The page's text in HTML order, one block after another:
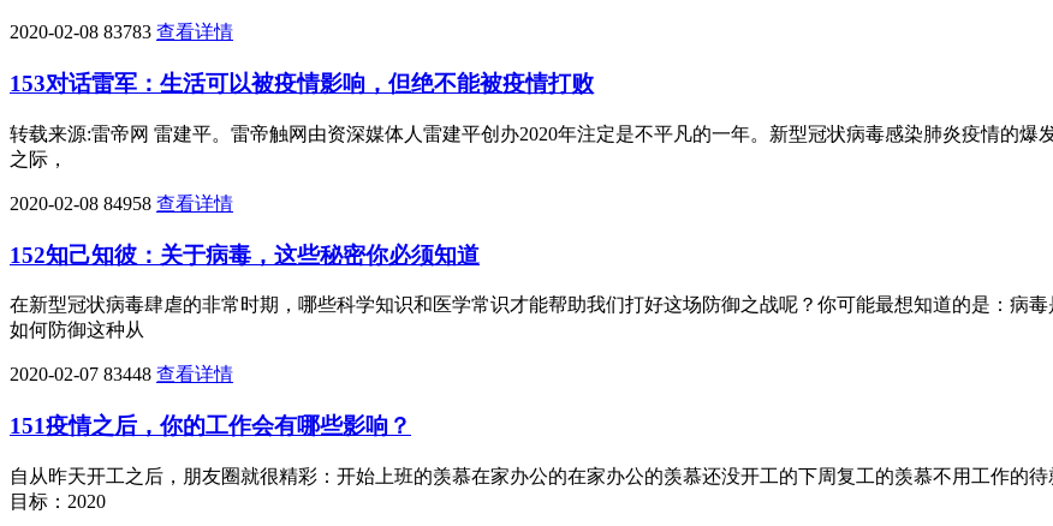
2020-02-08 83783 查看详情
153对话雷军：生活可以被疫情影响，但绝不能被疫情打败
转载来源:雷帝网 雷建平。雷帝触网由资深媒体人雷建平创办2020年注定是不平凡的一年。新型冠状病毒感染肺炎疫情的
之际，
2020-02-08 84958 查看详情
152知己知彼：关于病毒，这些秘密你必须知道
在新型冠状病毒肆虐的非常时期，哪些科学知识和医学常识才能帮助我们打好这场防御之战呢？你可能最想知道的是：病
如何防御这种从
2020-02-07 83448 查看详情
151疫情之后，你的工作会有哪些影响？
自从昨天开工之后，朋友圈就很精彩：开始上班的羡慕在家办公的在家办公的羡慕还没开工的下周复工的羡慕不用工作
目标：2020